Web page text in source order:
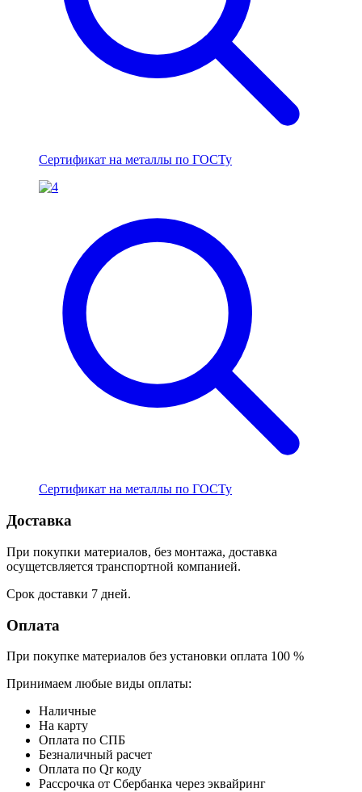
Сертификат на металлы по ГОСТу
Сертификат на металлы по ГОСТу
Доставка
При покупки материалов, без монтажа, доставка
осущетсвляется транспортной компанией.
Срок доставки 7 дней.
Оплата
При покупке материалов без установки оплата 100 %
Принимаем любые виды оплаты:
Наличные
На карту
Оплата по СПБ
Безналичный расчет
Оплата по Qr коду
Рассрочка от Сбербанка через эквайринг